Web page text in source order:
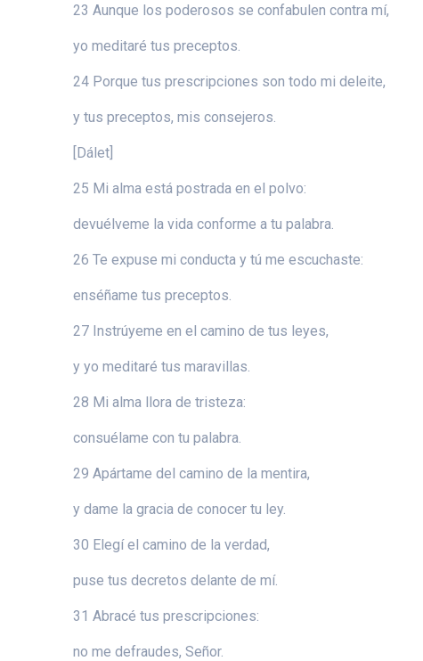
23 Aunque los poderosos se confabulen contra mí,
yo meditaré tus preceptos.
24 Porque tus prescripciones son todo mi deleite,
y tus preceptos, mis consejeros.
[Dálet]
25 Mi alma está postrada en el polvo:
devuélveme la vida conforme a tu palabra.
26 Te expuse mi conducta y tú me escuchaste:
enséñame tus preceptos.
27 Instrúyeme en el camino de tus leyes,
y yo meditaré tus maravillas.
28 Mi alma llora de tristeza:
consuélame con tu palabra.
29 Apártame del camino de la mentira,
y dame la gracia de conocer tu ley.
30 Elegí el camino de la verdad,
puse tus decretos delante de mí.
31 Abracé tus prescripciones:
no me defraudes, Señor.